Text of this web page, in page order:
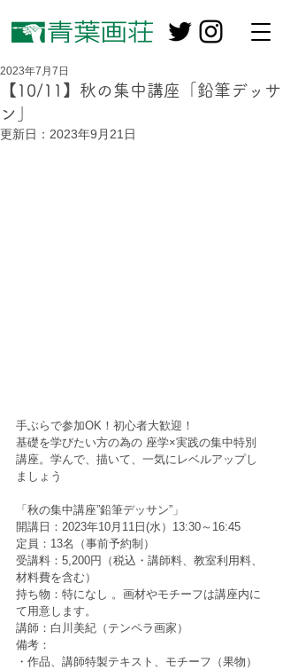
【10/11】秋の集中講座「鉛筆デッサ
ン」
2023年7月7日
更新日： 2023年9月21日
手ぶらで参加OK！初心者大歓迎！
基礎を学びたい方の為の 座学×実践の集中特別
講座。学んで、描いて、一気にレベルアップし
ましょう
「秋の集中講座”鉛筆デッサン”」
開講日：2023年10月11日(水）13:30～16:45
定員：13名（事前予約制）
受講料：5,200円（税込・講師料、教室利用料、
材料費を含む）
持ち物：特になし 。画材やモチーフは講座内に
て用意します。
講師：白川美紀（テンペラ画家）
備考：
・作品、講師特製テキスト、モチーフ（果物）